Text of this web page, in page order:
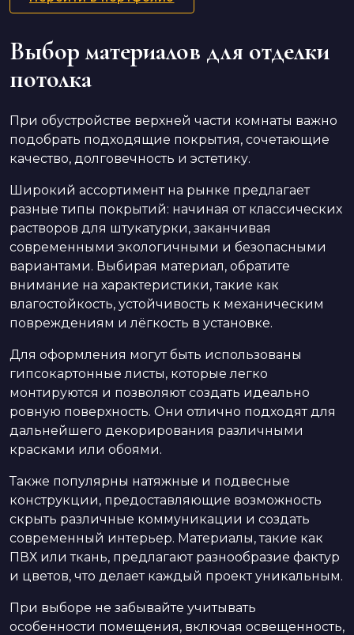
Выбор материалов для отделки
потолка
При обустройстве верхней части комнаты важно
подобрать подходящие покрытия, сочетающие
качество, долговечность и эстетику.
Широкий ассортимент на рынке предлагает
разные типы покрытий: начиная от классических
растворов для штукатурки, заканчивая
современными экологичными и безопасными
вариантами. Выбирая материал, обратите
внимание на характеристики, такие как
влагостойкость, устойчивость к механическим
повреждениям и лёгкость в установке.
Для оформления могут быть использованы
гипсокартонные листы, которые легко
монтируются и позволяют создать идеально
ровную поверхность. Они отлично подходят для
дальнейшего декорирования различными
красками или обоями.
Также популярны натяжные и подвесные
конструкции, предоставляющие возможность
скрыть различные коммуникации и создать
современный интерьер. Материалы, такие как
ПВХ или ткань, предлагают разнообразие фактур
и цветов, что делает каждый проект уникальным.
При выборе не забывайте учитывать
особенности помещения, включая освещенность,